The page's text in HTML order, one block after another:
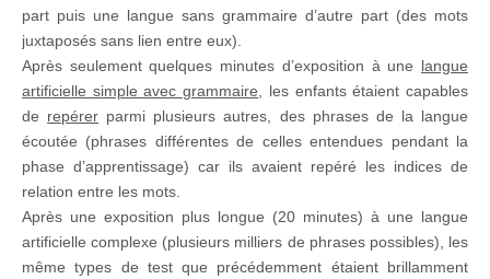
part puis une langue sans grammaire d’autre part (des mots
juxtaposés sans lien entre eux).
Après seulement quelques minutes d’exposition à une langue
artificielle simple avec grammaire , les enfants étaient capables
de repérer parmi plusieurs autres, des phrases de la langue
écoutée (phrases différentes de celles entendues pendant la
phase d’apprentissage) car ils avaient repéré les indices de
relation entre les mots.
Après une exposition plus longue (20 minutes) à une langue
artificielle complexe (plusieurs milliers de phrases possibles), les
même types de test que précédemment étaient brillamment